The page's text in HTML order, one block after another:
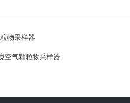
物采样器
空气颗粒物采样器